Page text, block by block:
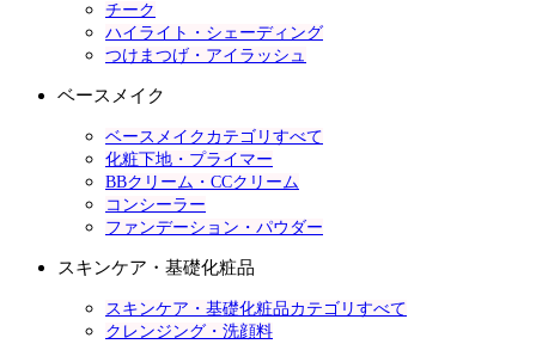
チーク
ハイライト・シェーディング
つけまつげ・アイラッシュ
ベースメイク
ベースメイクカテゴリすべて
化粧下地・プライマー
BBクリーム・CCクリーム
コンシーラー
ファンデーション・パウダー
スキンケア・基礎化粧品
スキンケア・基礎化粧品カテゴリすべて
クレンジング・洗顔料